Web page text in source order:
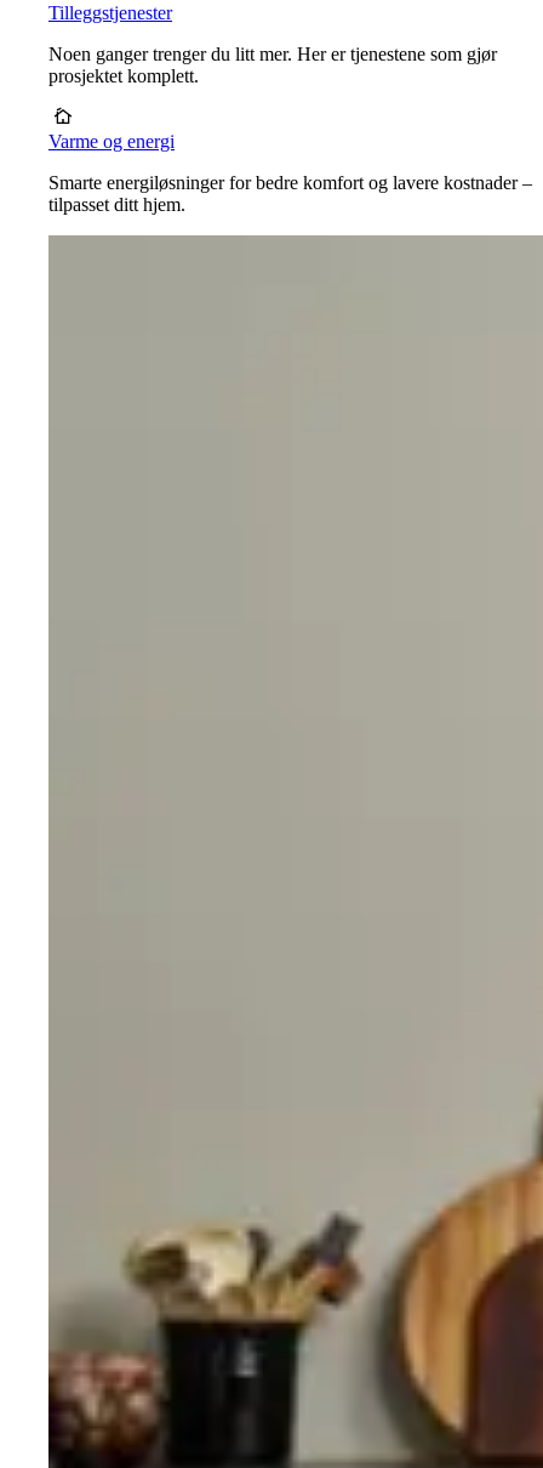
Tilleggstjenester
Noen ganger trenger du litt mer. Her er tjenestene som gjør
prosjektet komplett.
Varme og energi
Smarte energiløsninger for bedre komfort og lavere kostnader –
tilpasset ditt hjem.